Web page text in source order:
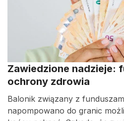
Zawiedzione nadzieje:
ochrony zdrowia
Balonik związany z
napompowano do granic